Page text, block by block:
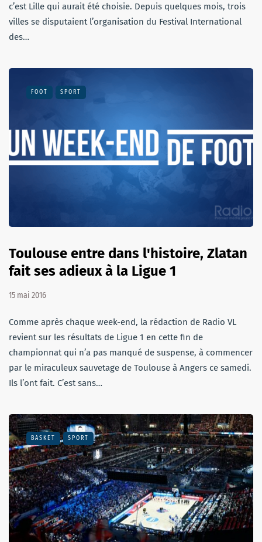
c’est Lille qui aurait été choisie. Depuis quelques mois, trois
villes se disputaient l’organisation du Festival International
des…
FOOT SPORT
Toulouse entre dans l'histoire, Zlatan
fait ses adieux à la Ligue 1
15 mai 2016
Comme après chaque week-end, la rédaction de Radio VL
revient sur les résultats de Ligue 1 en cette fin de
championnat qui n’a pas manqué de suspense, à commencer
par le miraculeux sauvetage de Toulouse à Angers ce samedi.
Ils l’ont fait. C’est sans…
BASKET SPORT